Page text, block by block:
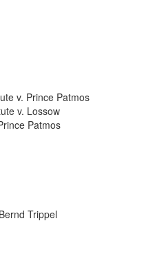
v. Prince Patmos
v. Lossow
Patmos
Trippel